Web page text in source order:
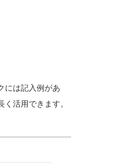
には記入例があ
活用できます。